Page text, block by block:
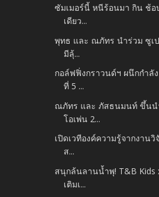
ซัมเมอร์นี้ หนีร้อนมา กิน ช้
เดียว...
พุทธ และ ณภัทร นำร่วม ซูเ
มีลุ้...
กอล์ฟฟิ่งกราวนด์ฯ ผนึกกำลั
ที่ 5 ...
ณภัทร และ ภัสธนมนท์ ขึ้นน
โอเพ่น 2...
เปิดเวทีองค์ความรู้จากงาน
ส...
สนุกล้นลานน้ำพุ! T&B Kids
เติมเ...